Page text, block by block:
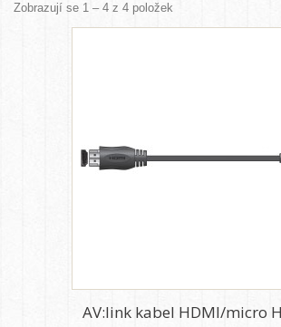
Zobrazují se 1 – 4 z 4 položek
AV:link kabel HDMI/micro